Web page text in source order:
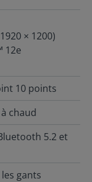
× 1200)
12e
10 points
chaud
5.2 et
gants